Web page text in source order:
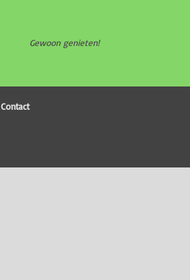
Gewoon genieten!
Contact